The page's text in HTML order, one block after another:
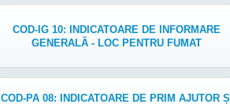
COD-IG 10: INDICATOARE DE INFORMARE
GENERALĂ - LOC PENTRU FUMAT
COD-PA 08: INDICATOARE DE PRIM AJUTOR ȘI